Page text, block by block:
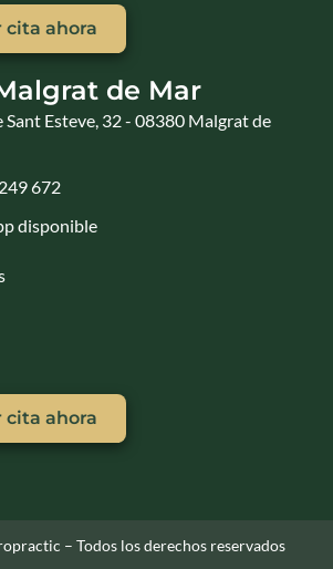
cita ahora
de Mar
Sant Esteve, 32 - 08380 Malgrat de
672
disponible
cita ahora
– Todos los derechos reservados